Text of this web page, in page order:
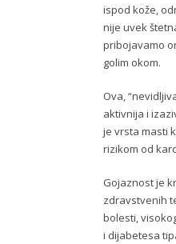
ispod kože,
nije uvek
pribojavamo
golim okom.
Ova,
aktivnija i
je vrsta masti
rizikom od
Gojaznost je
zdravstvenih
bolesti,
i dijabetesa